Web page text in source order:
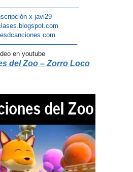
x javi29
en youtube
del Zoo – Zorro Loco